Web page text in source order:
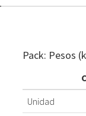
Pack: Pesos
Unidad